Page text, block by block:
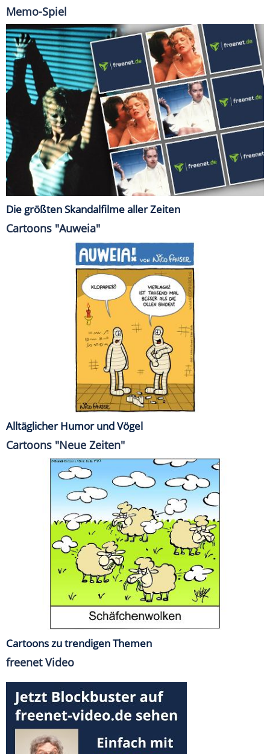
Memo-Spiel
Die größten Skandalfilme aller Zeiten
Cartoons "Auweia"
Alltäglicher Humor und Vögel
Cartoons "Neue Zeiten"
Cartoons zu trendigen Themen
freenet Video